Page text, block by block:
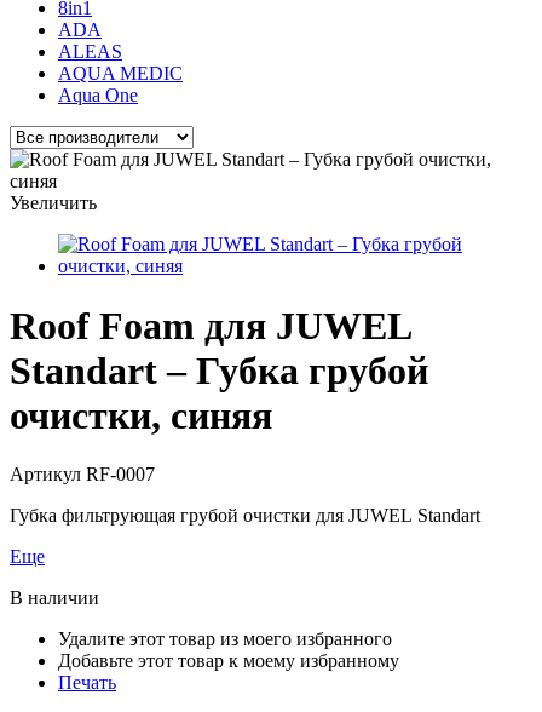
8in1
ADA
ALEAS
AQUA MEDIC
Aqua One
Увеличить
Roof Foam для JUWEL
Standart – Губка грубой
очистки, синяя
Артикул RF-0007
Губка фильтрующая грубой очистки для JUWEL Standart
Еще
В наличии
Удалите этот товар из моего избранного
Добавьте этот товар к моему избранному
Печать